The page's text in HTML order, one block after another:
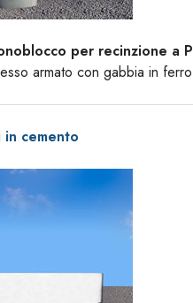
per recinzione a
armato con gabbia in
in cemento